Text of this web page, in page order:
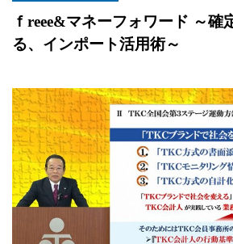
ｆreee&マネーフォワード ～確
る、インポート活用術～